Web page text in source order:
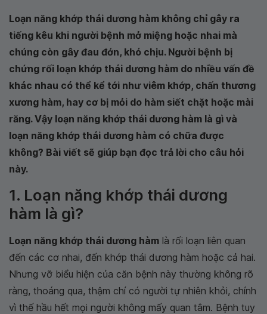
Loạn năng khớp thái dương hàm không chỉ gây ra
tiếng kêu khi người bệnh mở miệng hoặc nhai mà
chúng còn gây đau đớn, khó chịu. Người bệnh bị
chứng rối loạn khớp thái dương hàm do nhiều vấn đề
khác nhau có thể kể tới như viêm khớp, chấn thương
xương hàm, hay cơ bị mỏi do hàm siết chặt hoặc mài
răng. Vậy loạn năng khớp thái dương hàm là gì và
loạn năng khớp thái dương hàm có chữa được
không? Bài viết sẽ giúp bạn đọc trả lời cho câu hỏi
này.
1. Loạn năng khớp thái dương
hàm là gì?
Loạn năng khớp thái dương hàm là rối loạn liên quan
đến các cơ nhai, đến khớp thái dương hàm hoặc cả hai.
Nhưng vỡ biểu hiện của căn bệnh này thường không rõ
ràng, thoáng qua, thậm chí có người tự nhiên khỏi, chính
vì thế hầu hết mọi người không mấy quan tâm. Bệnh tuy